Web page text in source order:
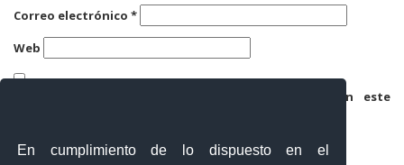
En cumplimiento de lo dispuesto en el
Correo electrónico *
Web
Guarda mi nombre, correo electrónico y web en este